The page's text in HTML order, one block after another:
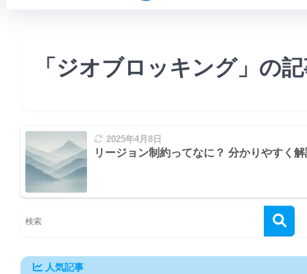
「ジオブロッキング」の
2025年4月8日
リージョン制約ってなに？ 分かりやすく
人気記事